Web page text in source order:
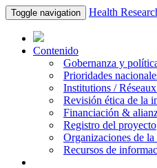
Toggle navigation Health
Contenido
Gobernanza y
Prioridades
Institutions /
Revisión ética de la
Financiación &
Registro del proyecto
Organizaciones de
Recursos de